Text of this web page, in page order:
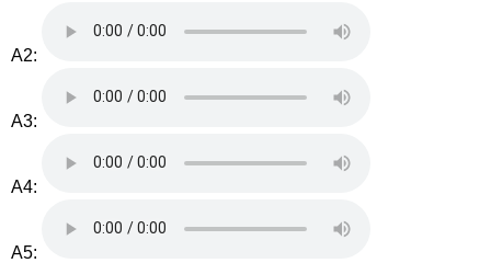
A2:
A3:
A4:
A5: